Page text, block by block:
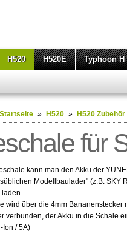
H520 H520E Typhoon H
Startseite » H520 » H520 Zubehör
für
kann man den Akku der
Modellbaulader" (z.B: SKY
laden.
wird über die 4mm Bananenstecker
verbunden, der Akku in die Schale
Ion / 5A)